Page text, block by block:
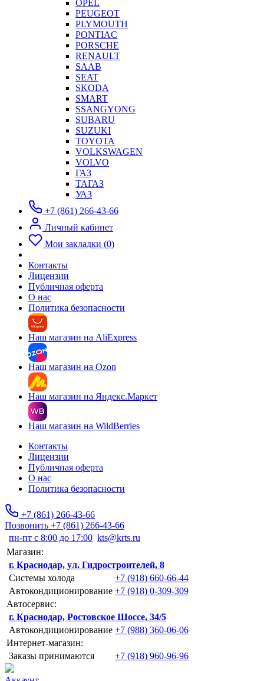
OPEL
PEUGEOT
PLYMOUTH
PONTIAC
PORSCHE
RENAULT
SAAB
SEAT
SKODA
SMART
SSANGYONG
SUBARU
SUZUKI
TOYOTA
VOLKSWAGEN
VOLVO
ГАЗ
ТАГАЗ
УАЗ
+7 (861) 266-43-66
Личный кабинет
Мои закладки (0)
Контакты
Лицензии
Публичная оферта
О нас
Политика безопасности
Наш магазин на AliExpress
Наш магазин на Ozon
Наш магазин на Яндекс.Маркет
Наш магазин на WildBerries
Контакты
Лицензии
Публичная оферта
О нас
Политика безопасности
+7 (861) 266-43-66
Позвонить +7 (861) 266-43-66
пн-пт с 8:00 до 17:00 kts@krts.ru
Магазин:
г. Краснодар, ул. Гидростроителей, 8
Системы холода
+7 (918) 660-66-44
Автокондиционирование +7 (918) 0-309-309
Автосервис:
г. Краснодар, Ростовское Шоссе, 34/5
Автокондиционирование +7 (988) 360-06-06
Интернет-магазин:
Заказы принимаются
+7 (918) 960-96-96